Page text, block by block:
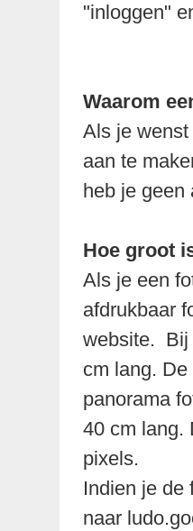
"inloggen"
Waarom
Als je
aan te
heb je
Hoe groot
Als je een
afdrukbaar
website. Bij
cm lang.
panorama
40 cm lang.
pixels.
Indien je de
naar